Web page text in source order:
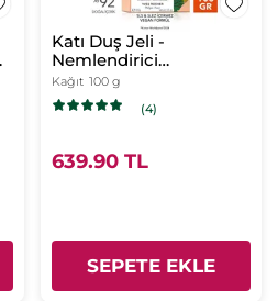
Katı Duş Jeli -
Nemlendirici
Canlandırıcı Mango
Kişniş-SLS,SLES
İçermez,Vegan
Kağıt 100 g
(4)
639.90 TL
SEPETE EKLE